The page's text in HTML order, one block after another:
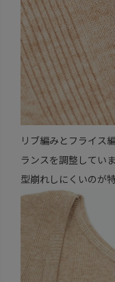
リブ編みとフライス
ランスを調整していま
型崩れしにくいのが特